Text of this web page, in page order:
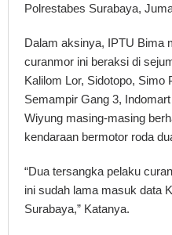
Polrestabes Surabaya,
Dalam aksinya, IPTU Bima
curanmor ini beraksi di
Kalilom Lor, Sidotopo, Simo
Semampir Gang 3,
Wiyung masing-masing
kendaraan bermotor roda
“Dua tersangka pelaku
ini sudah lama masuk data
Surabaya,” Katanya.